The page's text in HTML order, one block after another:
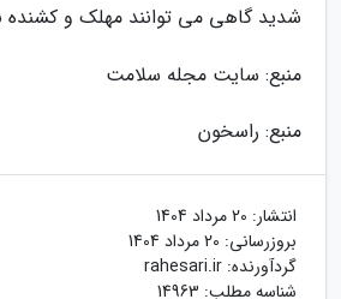
شدید گاهی می توانند مهلک و کشنده
منبع: سایت مجله سلامت
منبع: راسخون
انتشار: 20 مرداد 1404
بروزرسانی: 20 مرداد 1404
گردآورنده: rahesari.ir
شناسه مطلب: 14963